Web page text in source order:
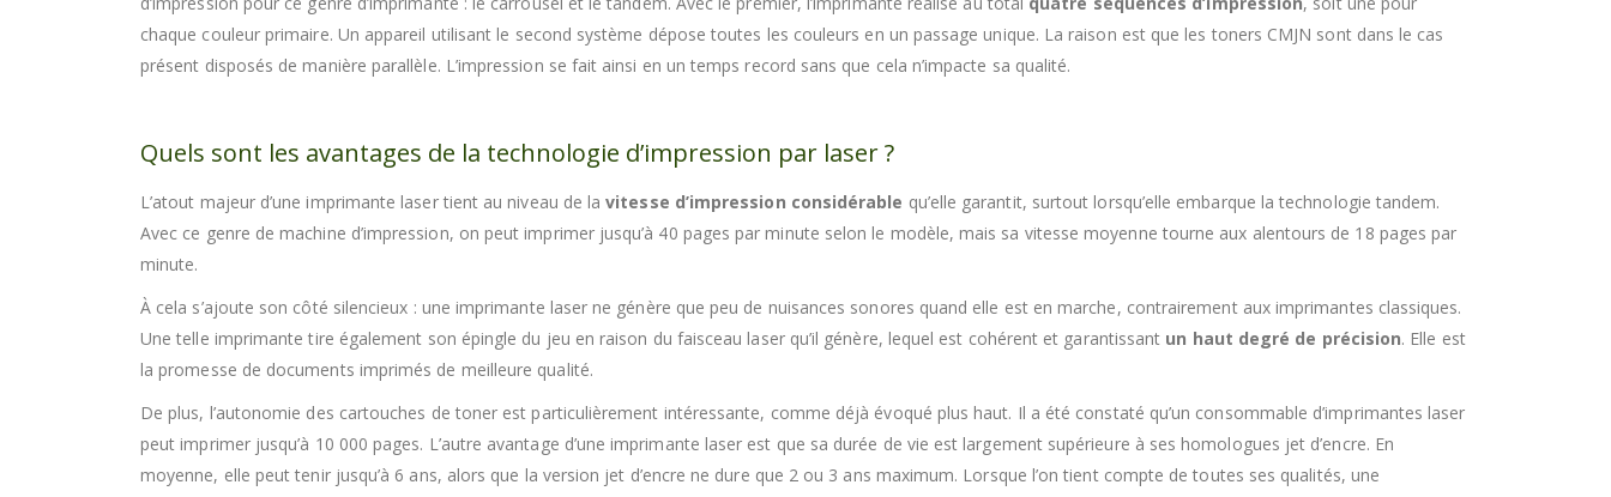
chaque couleur primaire. Un appareil utilisant le second système dépose toutes les couleurs en un passage unique. La raison est que les toners CMJN sont dans le cas
présent disposés de manière parallèle. L’impression se fait ainsi en un temps record sans que cela n’impacte sa qualité.
Quels sont les avantages de la technologie d’impression par laser ?
L’atout majeur d’une imprimante laser tient au niveau de lavitesse d’impression considérable qu’elle garantit, surtout lorsqu’elle embarque la technologie tandem.
Avec ce genre de machine d’impression, on peut imprimer jusqu’à 40 pages par minute selon le modèle, mais sa vitesse moyenne tourne aux alentours de 18 pages par
minute.
À cela s’ajoute son côté silencieux : une imprimante laser ne génère que peu de nuisances sonores quand elle est en marche, contrairement aux imprimantes classiques.
Une telle imprimante tire également son épingle du jeu en raison du faisceau laser qu’il génère, lequel est cohérent et garantissant un haut degré de précision. Elle est
la promesse de documents imprimés de meilleure qualité.
De plus, l’autonomie des cartouches de toner est particulièrement intéressante, comme déjà évoqué plus haut. Il a été constaté qu’un consommable d’imprimantes laser
peut imprimer jusqu’à 10 000 pages. L’autre avantage d’une imprimante laser est que sa durée de vie est largement supérieure à ses homologues jet d’encre. En
moyenne, elle peut tenir jusqu’à 6 ans, alors que la version jet d’encre ne dure que 2 ou 3 ans maximum. Lorsque l’on tient compte de toutes ses qualités, une